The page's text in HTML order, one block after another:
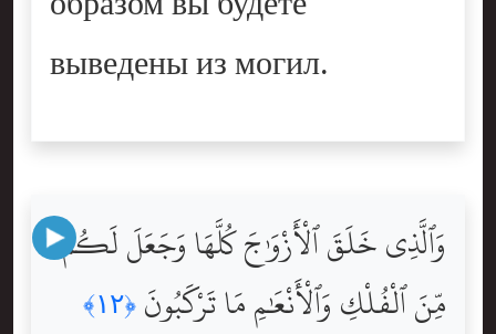
выведены из могил.
وَٱلَّذِى خَلَقَ ٱلْأَزْوَٰجَ كُلَّهَا وَجَعَلَ لَكُم
مِّنَ ٱلْفُلْكِ وَٱلْأَنْعَٰمِ مَا تَرْكَبُونَ ﴿١٢﴾